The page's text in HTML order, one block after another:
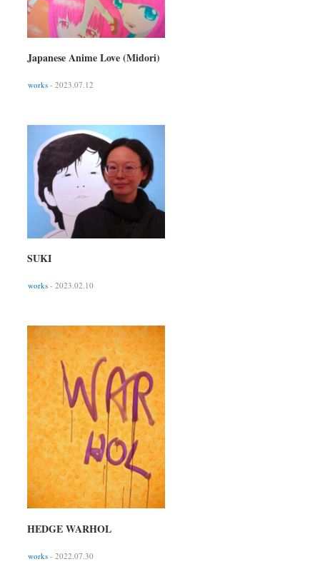
Japanese Anime Love (Midori)
works - 2023.07.12
SUKI
works - 2023.02.10
HEDGE WARHOL
works - 2022.07.30